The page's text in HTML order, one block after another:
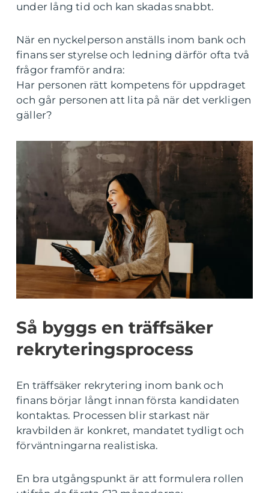
under lång tid och kan skadas snabbt.
När en nyckelperson anställs inom bank och
finans ser styrelse och ledning därför ofta två
frågor framför andra:
Har personen rätt kompetens för uppdraget
och går personen att lita på när det verkligen
gäller?
Så byggs en träffsäker
rekryteringsprocess
En träffsäker rekrytering inom bank och
finans börjar långt innan första kandidaten
kontaktas. Processen blir starkast när
kravbilden är konkret, mandatet tydligt och
förväntningarna realistiska.
En bra utgångspunkt är att formulera rollen